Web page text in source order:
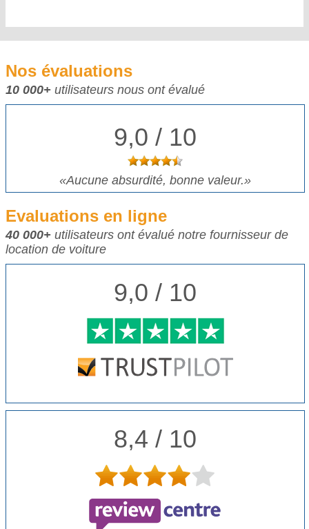
Nos évaluations
10 000+ utilisateurs nous ont évalué
9,0 / 10
«Aucune absurdité, bonne valeur.»
Evaluations en ligne
40 000+ utilisateurs ont évalué notre fournisseur de
location de voiture
9,0 / 10
8,4 / 10